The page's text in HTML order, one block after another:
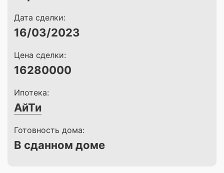
Дата сделки:
16/03/2023
Цена сделки:
16280000
Ипотека:
АйТи
Готовность дома:
В сданном доме